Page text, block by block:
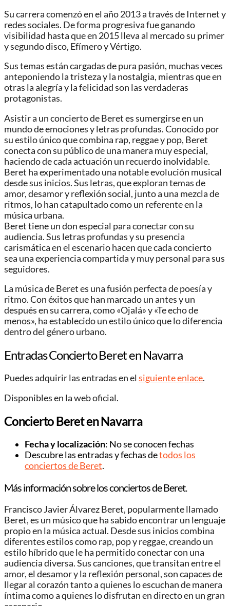
Su carrera comenzó en el año 2013 a través de Internet y
redes sociales. De forma progresiva fue ganando
visibilidad hasta que en 2015 lleva al mercado su primer
y segundo disco, Efímero y Vértigo.
Sus temas están cargadas de pura pasión, muchas veces
anteponiendo la tristeza y la nostalgia, mientras que en
otras la alegría y la felicidad son las verdaderas
protagonistas.
Asistir a un concierto de Beret es sumergirse en un
mundo de emociones y letras profundas. Conocido por
su estilo único que combina rap, reggae y pop, Beret
conecta con su público de una manera muy especial,
haciendo de cada actuación un recuerdo inolvidable.
Beret ha experimentado una notable evolución musical
desde sus inicios. Sus letras, que exploran temas de
amor, desamor y reflexión social, junto a una mezcla de
ritmos, lo han catapultado como un referente en la
música urbana.
Beret tiene un don especial para conectar con su
audiencia. Sus letras profundas y su presencia
carismática en el escenario hacen que cada concierto
sea una experiencia compartida y muy personal para sus
seguidores.
La música de Beret es una fusión perfecta de poesía y
ritmo. Con éxitos que han marcado un antes y un
después en su carrera, como «Ojalá» y «Te echo de
menos», ha establecido un estilo único que lo diferencia
dentro del género urbano.
Entradas Concierto Beret en Navarra
Puedes adquirir las entradas en el siguiente enlace.
Disponibles en la web oficial.
Concierto Beret en Navarra
Fecha y localización: No se conocen fechas
Descubre las entradas y fechas detodos los
conciertos de Beret.
Más información sobre los conciertos de Beret.
Francisco Javier Álvarez Beret, popularmente llamado
Beret, es un músico que ha sabido encontrar un lenguaje
propio en la música actual. Desde sus inicios combina
diferentes estilos como rap, pop y reggae, creando un
estilo híbrido que le ha permitido conectar con una
audiencia diversa. Sus canciones, que transitan entre el
amor, el desamor y la reflexión personal, son capaces de
llegar al corazón tanto a quienes lo escuchan de manera
íntima como a quienes lo disfrutan en directo en un gran